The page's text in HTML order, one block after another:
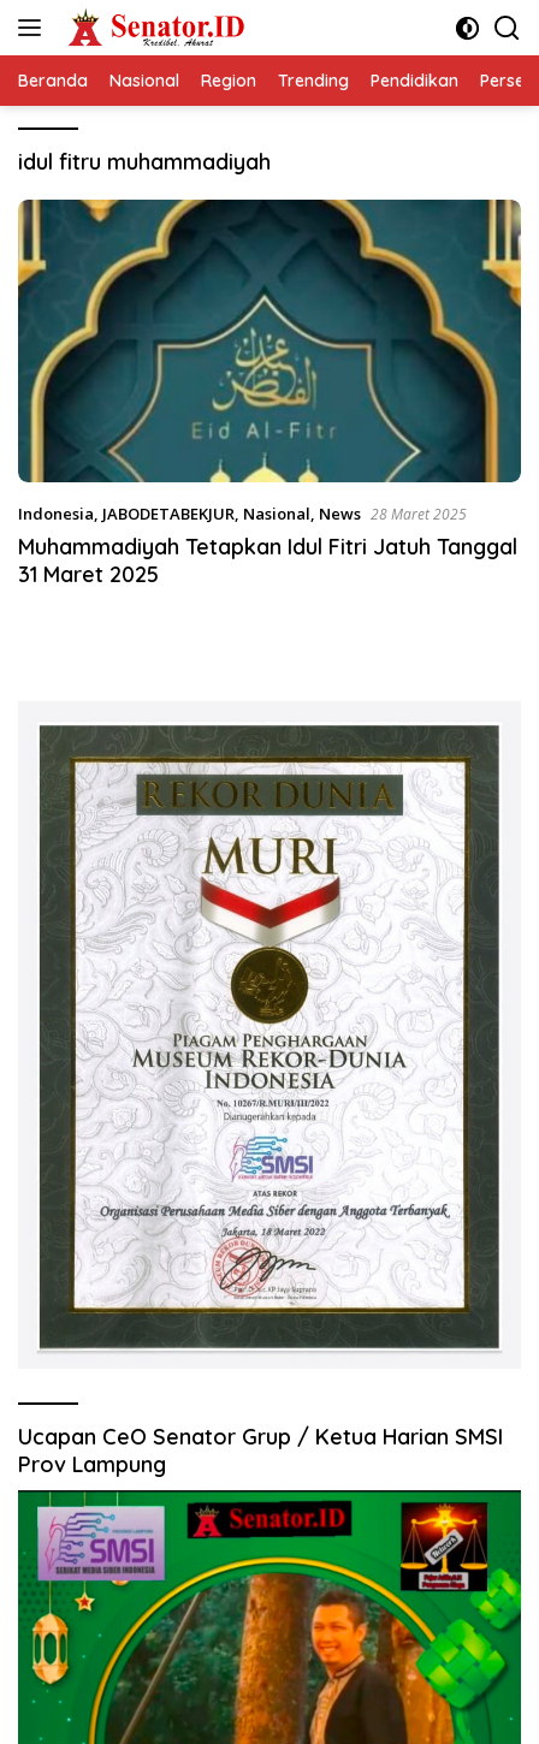
Beranda Nasional Region Trending Pendidikan
idul fitru muhammadiyah
Indonesia, JABODETABEKJUR, Nasional, News 28 Maret 2025
Muhammadiyah Tetapkan Idul Fitri Jatuh Tanggal
31 Maret 2025
Ucapan CeO Senator Grup / Ketua Harian SMSI
Prov Lampung